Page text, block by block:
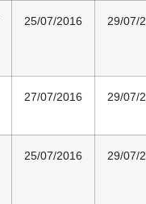
25/07/2016 29/07/
27/07/2016 29/07/
25/07/2016 29/07/